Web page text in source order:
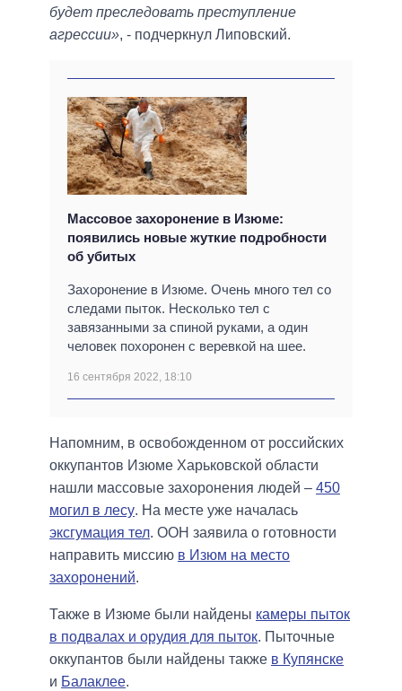
будет преследовать преступление
агрессии», - подчеркнул Липовский.
Массовое захоронение в Изюме:
появились новые жуткие подробности
об убитых
Захоронение в Изюме. Очень много тел со
следами пыток. Несколько тел с
завязанными за спиной руками, а один
человек похоронен с веревкой на шее.
16 сентября 2022, 18:10
Напомним, в освобожденном от российских
оккупантов Изюме Харьковской области
нашли массовые захоронения людей – 450
могил в лесу. На месте уже началась
эксгумация тел. ООН заявила о готовности
направить миссию в Изюм на место
захоронений.
Также в Изюме были найдены камеры пыток
в подвалах и орудия для пыток. Пыточные
оккупантов были найдены также в Купянске
и Балаклее.